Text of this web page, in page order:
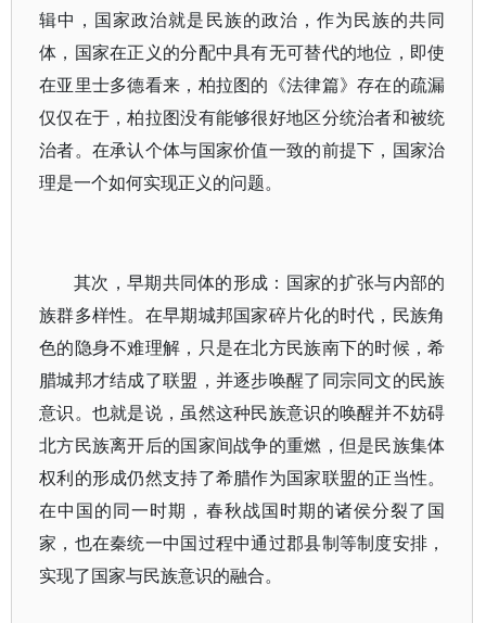
辑中，国家政治就是民族的政治，作为民族的共同
体，国家在正义的分配中具有无可替代的地位，即使
在亚里士多德看来，柏拉图的《法律篇》存在的疏漏
仅仅在于，柏拉图没有能够很好地区分统治者和被统
治者。在承认个体与国家价值一致的前提下，国家治
理是一个如何实现正义的问题。
其次，早期共同体的形成：国家的扩张与内部的
族群多样性。在早期城邦国家碎片化的时代，民族角
色的隐身不难理解，只是在北方民族南下的时候，希
腊城邦才结成了联盟，并逐步唤醒了同宗同文的民族
意识。也就是说，虽然这种民族意识的唤醒并不妨碍
北方民族离开后的国家间战争的重燃，但是民族集体
权利的形成仍然支持了希腊作为国家联盟的正当性。
在中国的同一时期，春秋战国时期的诸侯分裂了国
家，也在秦统一中国过程中通过郡县制等制度安排，
实现了国家与民族意识的融合。